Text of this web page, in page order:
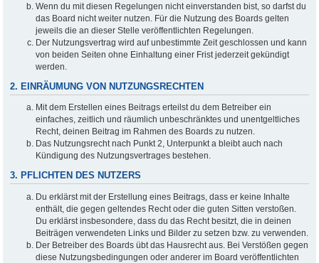
Wenn du mit diesen Regelungen nicht einverstanden bist, so darfst du
das Board nicht weiter nutzen. Für die Nutzung des Boards gelten
jeweils die an dieser Stelle veröffentlichten Regelungen.
Der Nutzungsvertrag wird auf unbestimmte Zeit geschlossen und kann
von beiden Seiten ohne Einhaltung einer Frist jederzeit gekündigt
werden.
2. EINRÄUMUNG VON NUTZUNGSRECHTEN
Mit dem Erstellen eines Beitrags erteilst du dem Betreiber ein
einfaches, zeitlich und räumlich unbeschränktes und unentgeltliches
Recht, deinen Beitrag im Rahmen des Boards zu nutzen.
Das Nutzungsrecht nach Punkt 2, Unterpunkt a bleibt auch nach
Kündigung des Nutzungsvertrages bestehen.
3. PFLICHTEN DES NUTZERS
Du erklärst mit der Erstellung eines Beitrags, dass er keine Inhalte
enthält, die gegen geltendes Recht oder die guten Sitten verstoßen.
Du erklärst insbesondere, dass du das Recht besitzt, die in deinen
Beiträgen verwendeten Links und Bilder zu setzen bzw. zu verwenden.
Der Betreiber des Boards übt das Hausrecht aus. Bei Verstößen gegen
diese Nutzungsbedingungen oder anderer im Board veröffentlichten